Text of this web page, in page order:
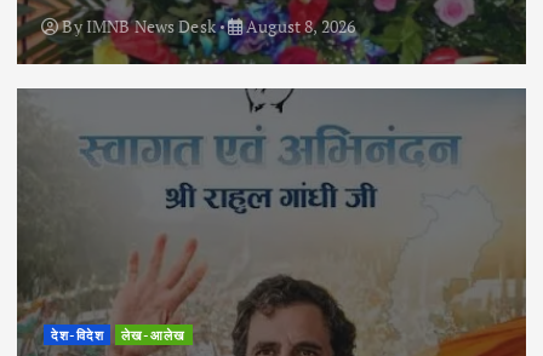
ByIMNB News Desk August 8, 2026
देश-विदेश लेख-आलेख